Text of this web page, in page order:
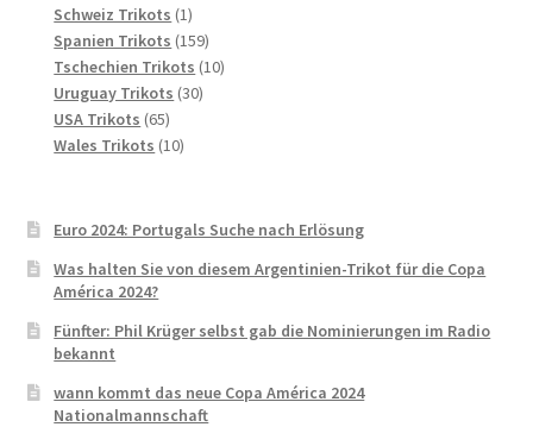
Schweiz Trikots 11
Produkt
Spanien Trikots 159159
Produkte
Tschechien Trikots 1010
Uruguay Trikots 3030
USA Trikots 6565
Produkte
Wales Trikots 1010
Euro 2024: Portugals Suche nach Erlösung
Was halten Sie von diesem Argentinien-Trikot für die Copa
América 2024?
Fünfter: Phil Krüger selbst gab die Nominierungen im Radio
bekannt
wann kommt das neue Copa América 2024
Nationalmannschaft